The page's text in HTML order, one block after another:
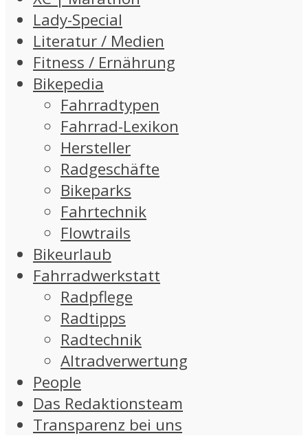
Lady-Special
Literatur / Medien
Fitness / Ernährung
Bikepedia
Fahrradtypen
Fahrrad-Lexikon
Hersteller
Radgeschäfte
Bikeparks
Fahrtechnik
Flowtrails
Bikeurlaub
Fahrradwerkstatt
Radpflege
Radtipps
Radtechnik
Altradverwertung
People
Das Redaktionsteam
Transparenz bei uns